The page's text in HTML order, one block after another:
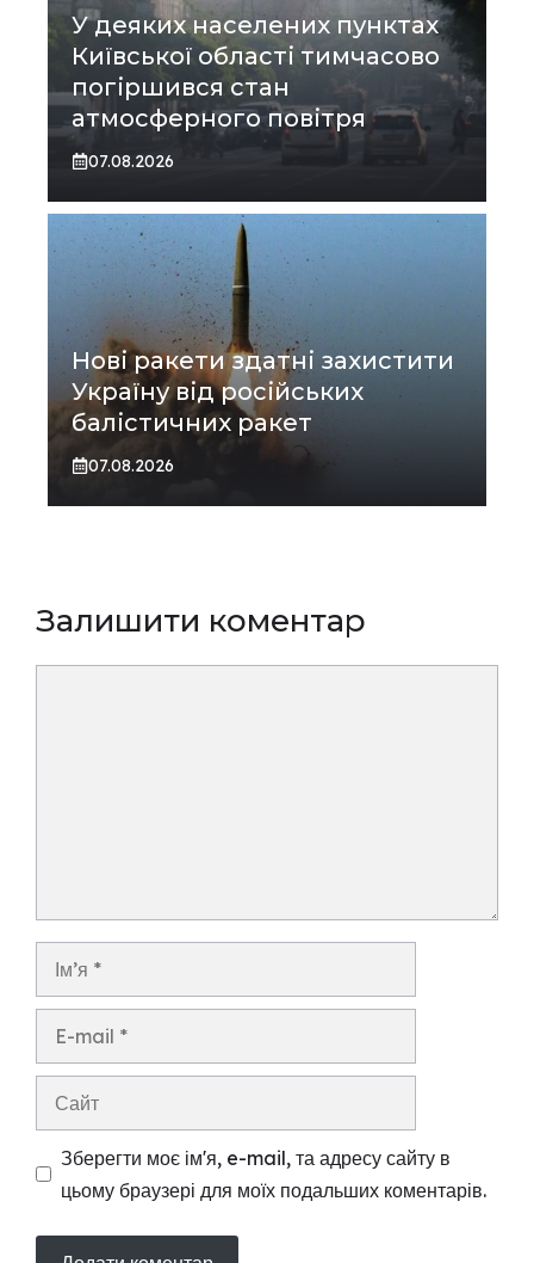
У деяких населених пунктах
Київської області тимчасово
погіршився стан
атмосферного повітря
07.08.2026
Нові ракети здатні захистити
Україну від російських
балістичних ракет
07.08.2026
Залишити коментар
Зберегти моє ім'я, e-mail, та адресу сайту в
цьому браузері для моїх подальших коментарів.